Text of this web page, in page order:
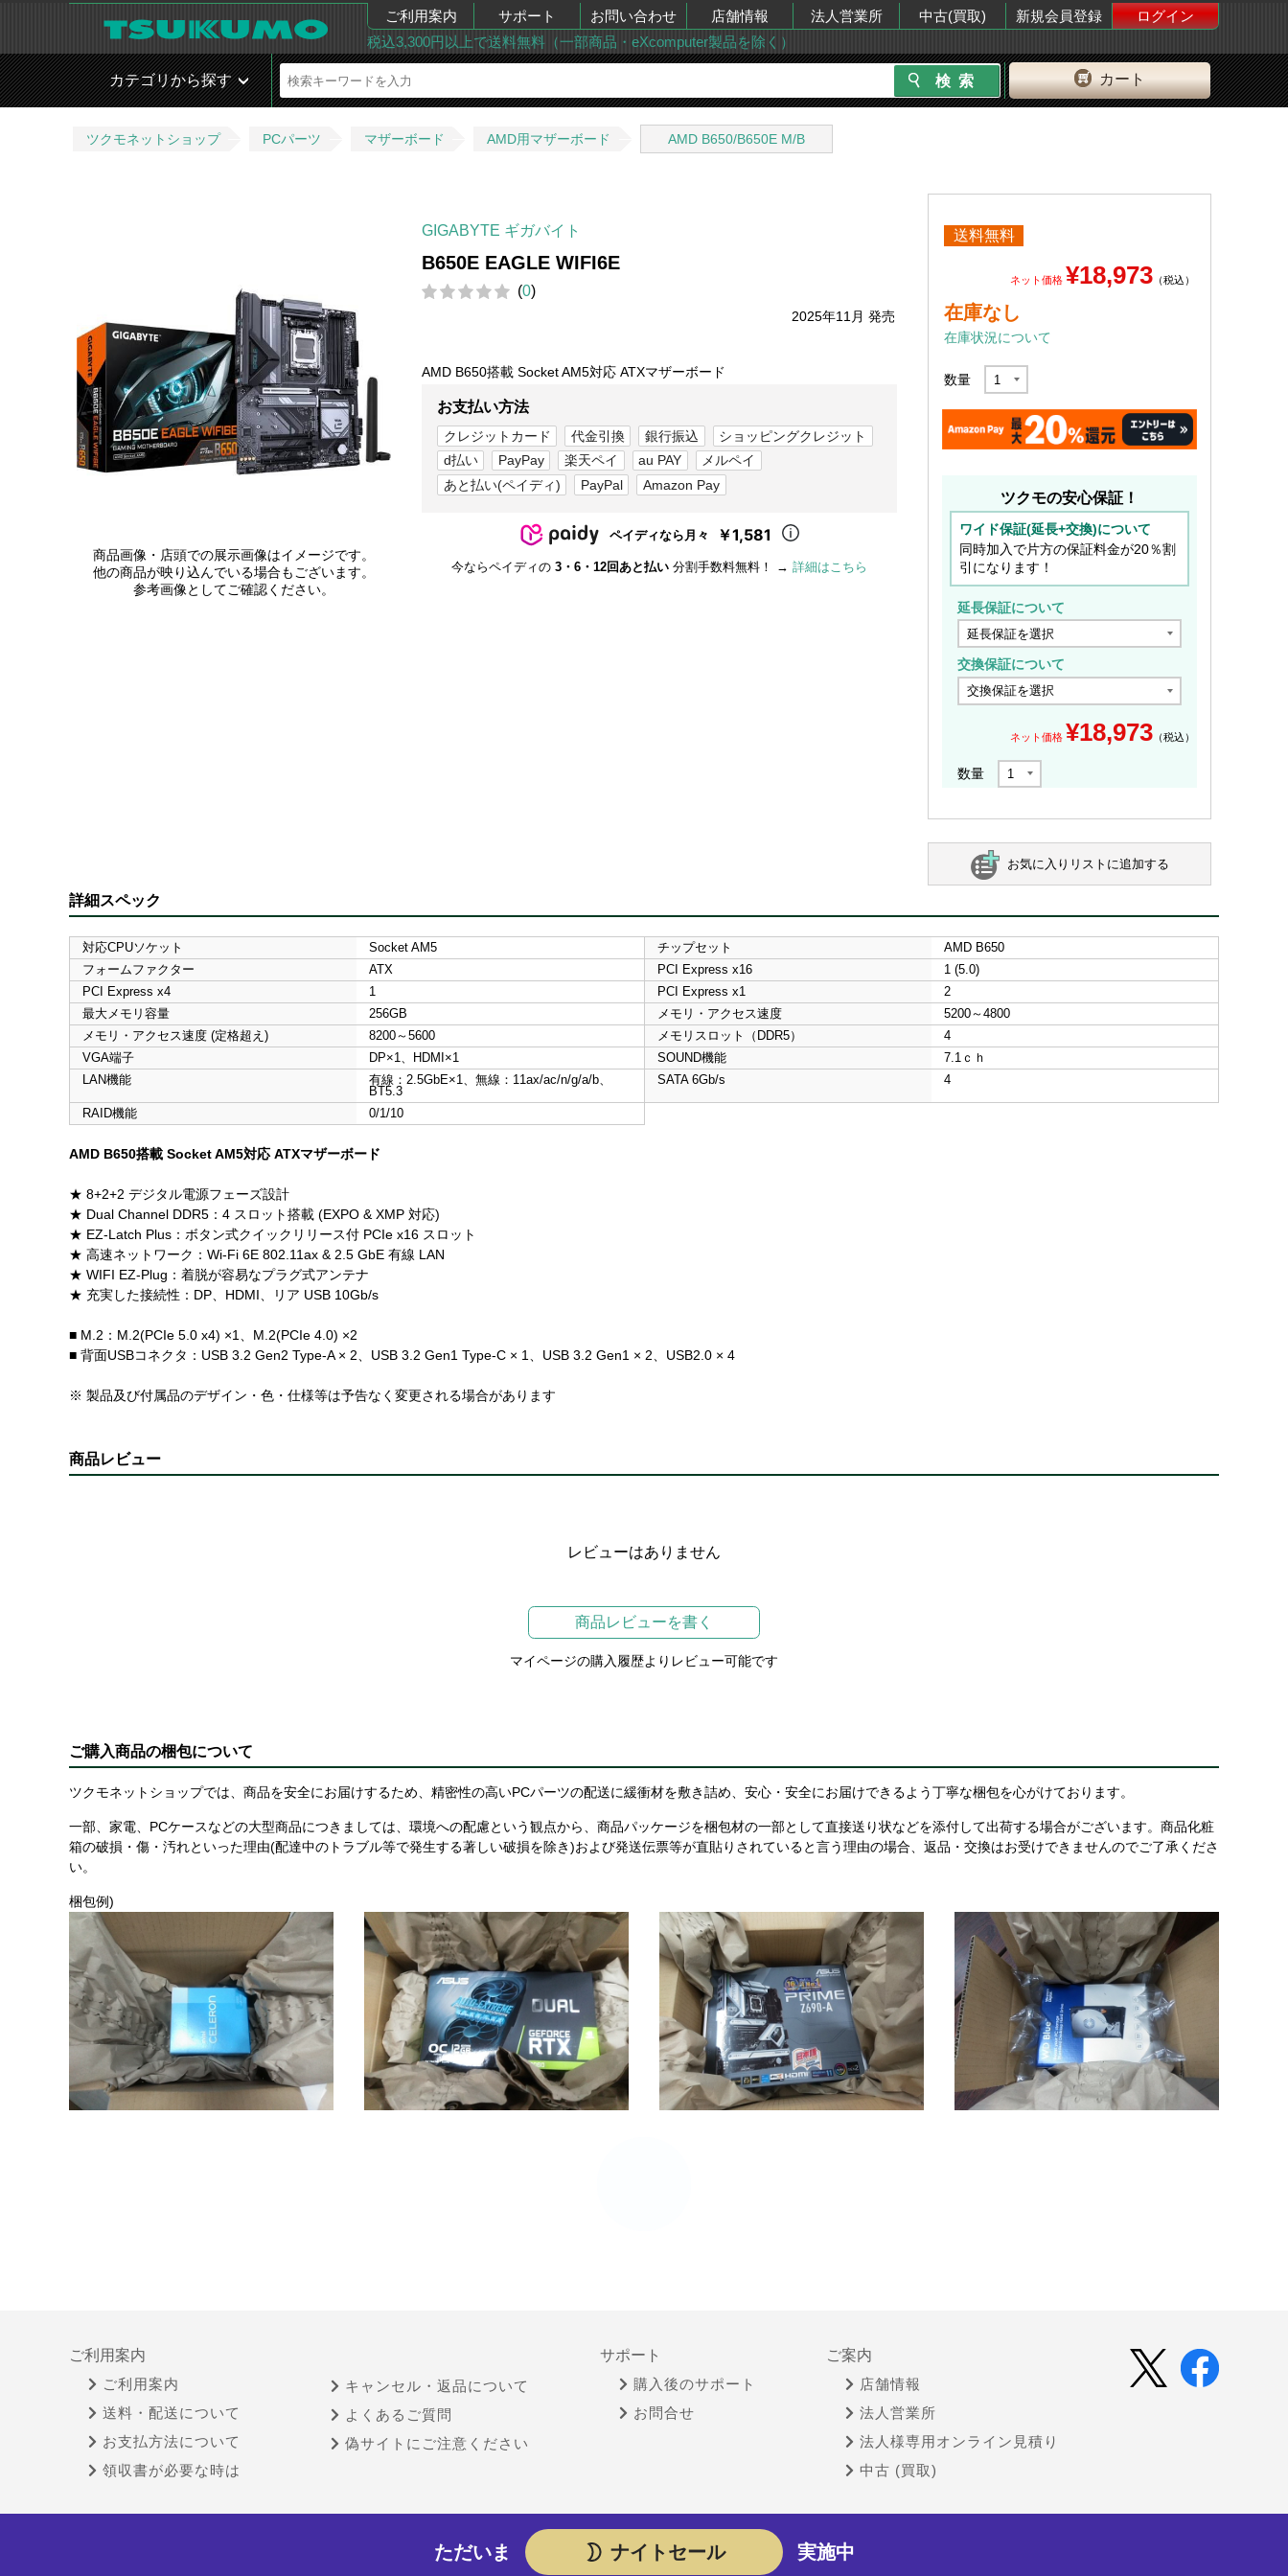
ご利用案内 サポート お問い合わせ 店舗情報 法人営業所 中古(買取) 新規会員登録
ログイン
税込3,300円以上で送料無料（一部商品・eXcomputer製品を除く）
カート
カテゴリから探す
ツクモネットショップ PCパーツ マザーボード AMD用マザーボード AMD B650/B650E M/B
商品画像・店頭での展示画像はイメージです。
他の商品が映り込んでいる場合もございます。
参考画像としてご確認ください。
GIGABYTE ギガバイト
B650E EAGLE WIFI6E
(0)
2025年11月 発売
AMD B650搭載 Socket AM5対応 ATXマザーボード
お支払い方法
クレジットカード 代金引換 銀行振込
ショッピングクレジット
d払い
PayPay 楽天ペイ au PAY
メルペイ
あと払い(ペイディ)
PayPal Amazon Pay
ペイディなら月々 ￥1,581
今ならペイディの 3・6・12回あと払い 分割手数料無料！ → 詳細はこちら
送料無料
ネット価格 ¥18,973 （税込）
在庫なし
在庫状況について
数量
ツクモの安心保証！
ワイド保証(延長+交換)について
同時加入で片方の保証料金が20％割
引になります！
延長保証について
交換保証について
ネット価格 ¥18,973 （税込）
数量
お気に入りリストに追加する
詳細スペック
対応CPUソケット Socket AM5 チップセット
AMD B650
フォームファクター
ATX PCI Express x16
1 (5.0)
PCI Express x4
1 PCI Express x1
2
最大メモリ容量
256GB メモリ・アクセス速度
5200～4800
メモリ・アクセス速度 (定格超え)
8200～5600 メモリスロット（DDR5）
4
VGA端子
DP×1、HDMI×1 SOUND機能
7.1ｃｈ
LAN機能
有線：2.5GbE×1、無線：11ax/ac/n/g/a/b、
BT5.3
SATA 6Gb/s 4
RAID機能 0/1/10
AMD B650搭載 Socket AM5対応 ATXマザーボード
★ 8+2+2 デジタル電源フェーズ設計
★ Dual Channel DDR5：4 スロット搭載 (EXPO & XMP 対応)
★ EZ-Latch Plus：ボタン式クイックリリース付 PCIe x16 スロット
★ 高速ネットワーク：Wi-Fi 6E 802.11ax & 2.5 GbE 有線 LAN
★ WIFI EZ-Plug：着脱が容易なプラグ式アンテナ
★ 充実した接続性：DP、HDMI、リア USB 10Gb/s
■ M.2：M.2(PCIe 5.0 x4) ×1、M.2(PCIe 4.0) ×2
■ 背面USBコネクタ：USB 3.2 Gen2 Type-A × 2、USB 3.2 Gen1 Type-C × 1、USB 3.2 Gen1 × 2、USB2.0 × 4
※ 製品及び付属品のデザイン・色・仕様等は予告なく変更される場合があります
商品レビュー
レビューはありません
商品レビューを書く
マイページの購入履歴よりレビュー可能です
ご購入商品の梱包について
ツクモネットショップでは、商品を安全にお届けするため、精密性の高いPCパーツの配送に緩衝材を敷き詰め、安心・安全にお届けできるよう丁寧な梱包を心がけております。
一部、家電、PCケースなどの大型商品につきましては、環境への配慮という観点から、商品パッケージを梱包材の一部として直接送り状などを添付して出荷する場合がございます。商品化粧
箱の破損・傷・汚れといった理由(配達中のトラブル等で発生する著しい破損を除き)および発送伝票等が直貼りされていると言う理由の場合、返品・交換はお受けできませんのでご了承くださ
い。
梱包例)
ご利用案内
ご利用案内
送料・配送について
お支払方法について
領収書が必要な時は
キャンセル・返品について
よくあるご質問
偽サイトにご注意ください
サポート
購入後のサポート
お問合せ
ご案内
店舗情報
法人営業所
法人様専用オンライン見積り
中古 (買取)
古物営業法に基づく表示 サイトポリシー
ただいま ナイトセール 実施中